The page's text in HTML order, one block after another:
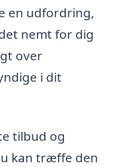
en udfordring,
nemt for dig
over
i dit
tilbud og
kan træffe den